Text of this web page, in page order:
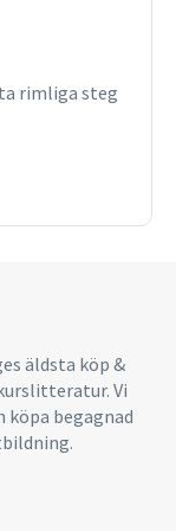
som är
basåren.
och innehåller
Fysik 2.
material
och
texten
om lösta
övningsbok
och facit
rimliga steg
äldsta köp &
Vi
köpa begagnad